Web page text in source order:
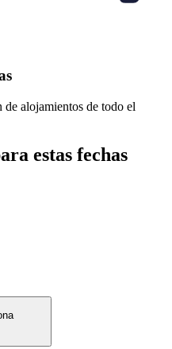
alojamientos de todo el
estas fechas